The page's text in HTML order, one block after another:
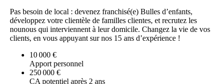
Pas besoin de local : devenez franchisé(e) Bulles d’enfants,
développez votre clientèle de familles clientes, et recrutez les
nounous qui interviennent à leur domicile. Changez la vie de vos
clients, en vous appuyant sur nos 15 ans d’expérience !
10 000 €
Apport personnel
250 000 €
CA potentiel après 2 ans